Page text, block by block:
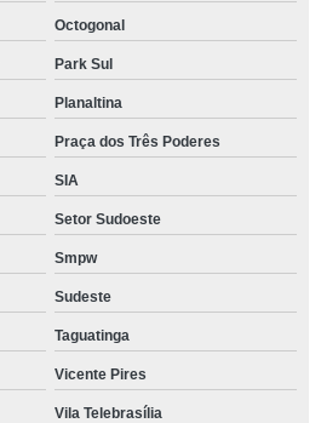
Octogonal
Park Sul
Planaltina
Praça dos Três Poderes
SIA
Setor Sudoeste
Smpw
Sudeste
Taguatinga
Vicente Pires
Vila Telebrasília